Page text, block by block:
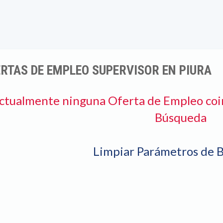
DE EMPLEO SUPERVISOR EN PIURA
ninguna Oferta de Empleo
Búsqueda
Limpiar Parámetros de